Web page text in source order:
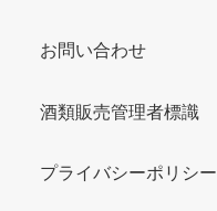
お問い合わせ
酒類販売管理者標識
プライバシーポリシー